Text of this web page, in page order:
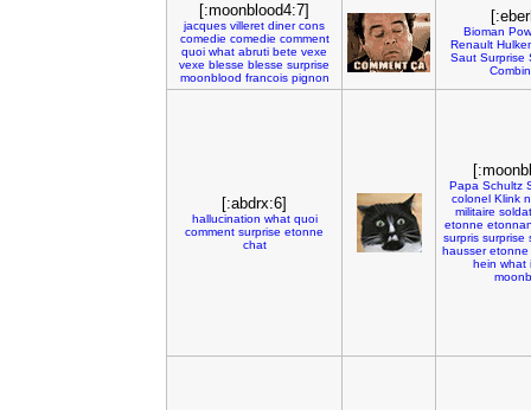
[:moonblood4:7]
jacques villeret diner cons
comedie comedie comment
quoi what abruti bete vexe
vexe blesse blesse surprise
moonblood francois pignon
Bioman
Renault
Saut Surprise
[:abdrx:6]
hallucination what quoi
comment surprise etonne
chat
Papa Schultz
colonel Klink
militaire soldat
etonne
surpris surprise
hausser etonne
hein what